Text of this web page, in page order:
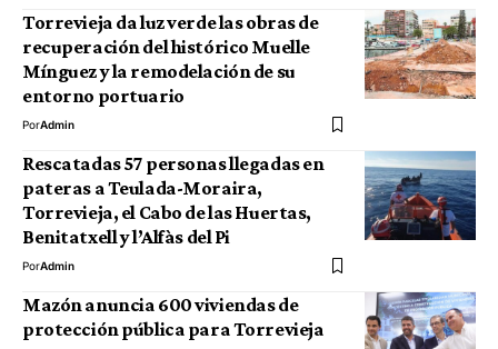
Torrevieja da luz verde las obras de
recuperación del histórico Muelle
Mínguez y la remodelación de su
entorno portuario
PorAdmin
Rescatadas 57 personas llegadas en
pateras a Teulada-Moraira,
Torrevieja, el Cabo de las Huertas,
Benitatxell y l’Alfàs del Pi
PorAdmin
Mazón anuncia 600 viviendas de
protección pública para Torrevieja